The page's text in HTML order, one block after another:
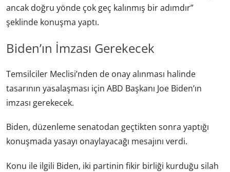
ancak doğru yönde çok geç kalınmış bir adımdır”
şeklinde konuşma yaptı.
Biden’ın İmzası Gerekecek
Temsilciler Meclisi’nden de onay alınması halinde
tasarının yasalaşması için ABD Başkanı Joe Biden’ın
imzası gerekecek.
Biden, düzenleme senatodan geçtikten sonra yaptığı
konuşmada yasayı onaylayacağı mesajını verdi.
Konu ile ilgili Biden, iki partinin fikir birliği kurduğu silah